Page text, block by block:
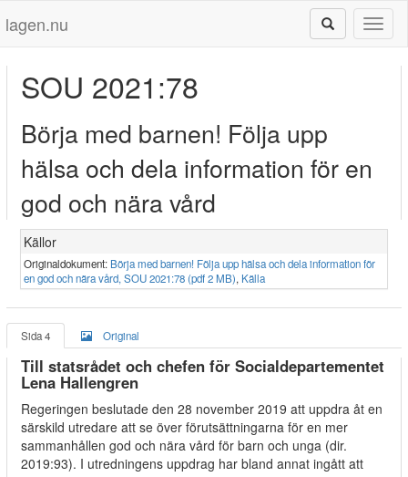
lagen.nu
SOU 2021:78
Börja med barnen! Följa upp
hälsa och dela information för en
god och nära vård
Källor
Originaldokument: Börja med barnen! Följa upp hälsa och dela information för
en god och nära vård, SOU 2021:78 (pdf 2 MB), Källa
Sida 4 Original
Till statsrådet och chefen för Socialdepartementet
Lena Hallengren
Regeringen beslutade den 28 november 2019 att uppdra åt en
särskild utredare att se över förutsättningarna för en mer
sammanhållen god och nära vård för barn och unga (dir.
2019:93). I utredningens uppdrag har bland annat ingått att